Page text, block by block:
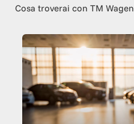
Cosa troverai con TM Wagen